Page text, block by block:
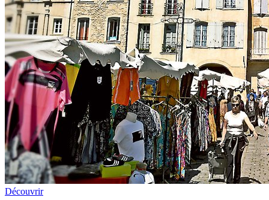
Découvrir